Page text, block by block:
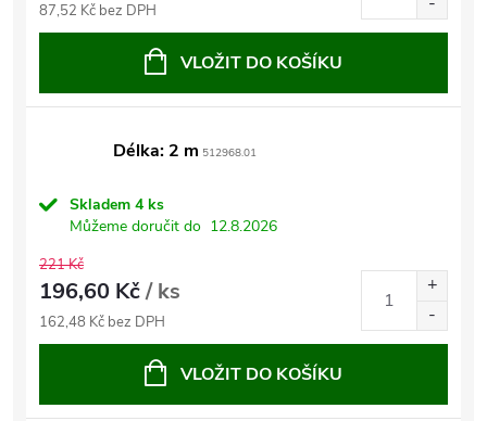
87,52 Kč bez DPH
VLOŽIT DO KOŠÍKU
Délka: 2 m 512968.01
Skladem 4 ks
Můžeme doručit do 12.8.2026
221 Kč
196,60 Kč/ ks
162,48 Kč bez DPH
VLOŽIT DO KOŠÍKU